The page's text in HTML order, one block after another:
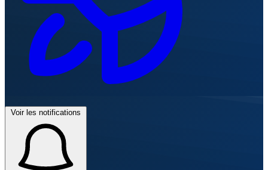
Voir les notifications